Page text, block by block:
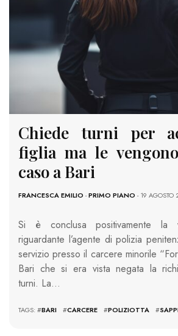
Chiede turni per
figlia ma le
caso a Bari
FRANCESCA EMILIO -PRIMO PIANO - 19 AGOSTO
Si è conclusa positivamente la
riguardante l’agente di polizia
servizio presso il carcere minorile
Bari che si era vista negata la
turni. La…
TAGS: #BARI #CARCERE #POLIZIOTTA #